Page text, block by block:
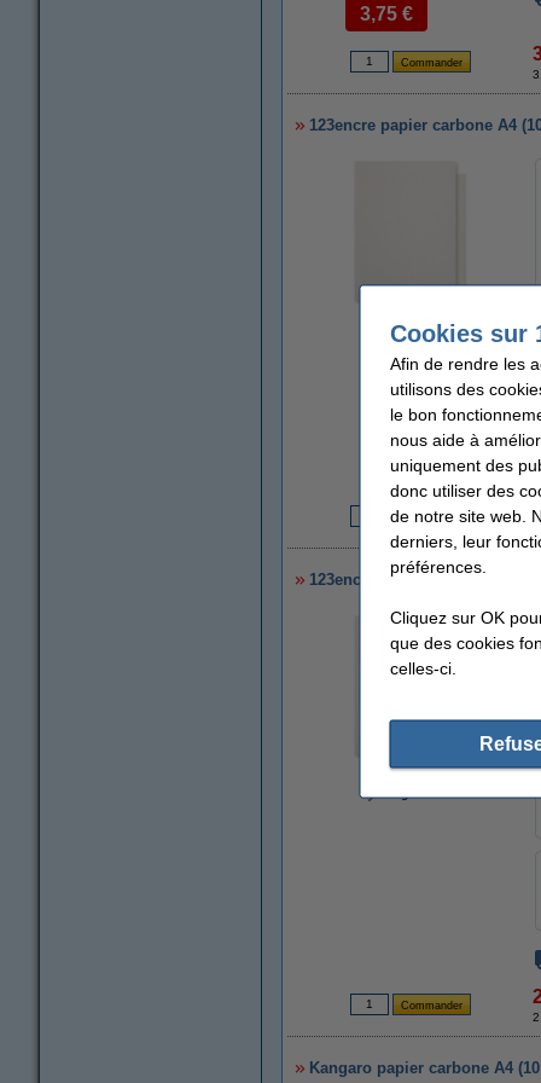
3,75 €
123encre papier carbone A4
agrandir
123encre papier carbone A4
Kangaro papier carbone A4
Cookies sur
Afin de rendre les
utilisons des
le bon
nous aide à
uniquement des
donc utiliser des
de notre site web.
derniers, leur
préférences.
Cliquez sur OK
que des cookies
celles-ci.